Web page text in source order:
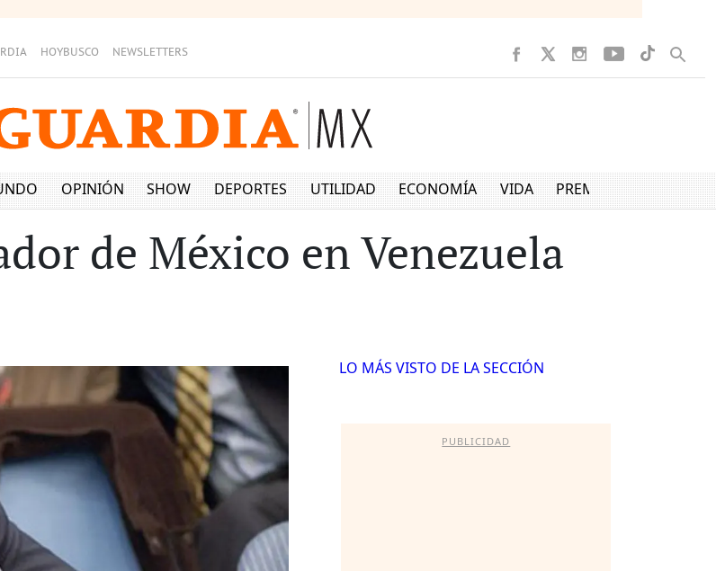
HOYBUSCO NEWSLETTERS
OPINIÓN SHOW DEPORTES UTILIDAD ECONOMÍA VIDA PREMIUM
de México en Venezuela
LO MÁS VISTO DE LA SECCIÓN
PUBLICIDAD